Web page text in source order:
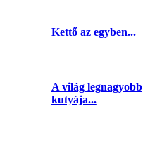
Kettő az egyben...
A világ legnagyobb
kutyája...